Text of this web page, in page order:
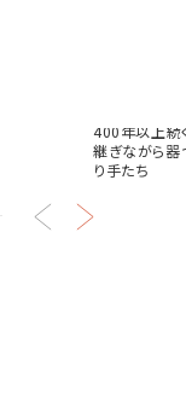
400年以上続
継ぎながら器
り手たち